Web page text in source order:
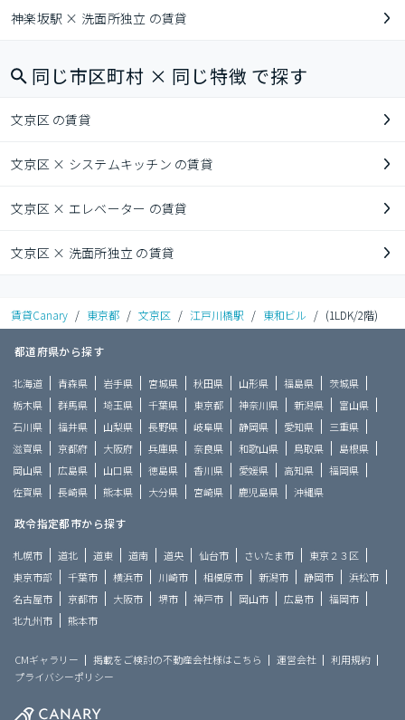
神楽坂駅 × 洗面所独立 の賃貸
同じ市区町村 × 同じ特徴 で探す
文京区 の賃貸
文京区 × システムキッチン の賃貸
文京区 × エレベーター の賃貸
文京区 × 洗面所独立 の賃貸
賃貸Canary / 東京都 / 文京区 / 江戸川橋駅 / 東和ビル / (1LDK/2階)
都道府県から探す
北海道 青森県 岩手県 宮城県 秋田県 山形県 福島県
茨城県
栃木県
群馬県 埼玉県 千葉県 東京都 神奈川県 新潟県
富山県
石川県
福井県 山梨県 長野県 岐阜県 静岡県 愛知県
三重県
滋賀県
京都府 大阪府 兵庫県 奈良県 和歌山県 鳥取県
島根県
岡山県
広島県 山口県 徳島県 香川県 愛媛県 高知県
福岡県
佐賀県
長崎県 熊本県 大分県 宮崎県 鹿児島県 沖縄県
政令指定都市から探す
札幌市 道北 道東 道南 道央 仙台市 さいたま市
東京２３区
東京市部
千葉市 横浜市 川崎市 相模原市 新潟市 静岡市
浜松市
名古屋市
京都市 大阪市 堺市 神戸市 岡山市 広島市
福岡市
北九州市
熊本市
CMギャラリー 掲載をご検討の不動産会社様はこちら 運営会社
利用規約
プライバシーポリシー